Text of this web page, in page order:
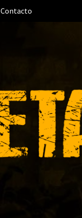
Contacto